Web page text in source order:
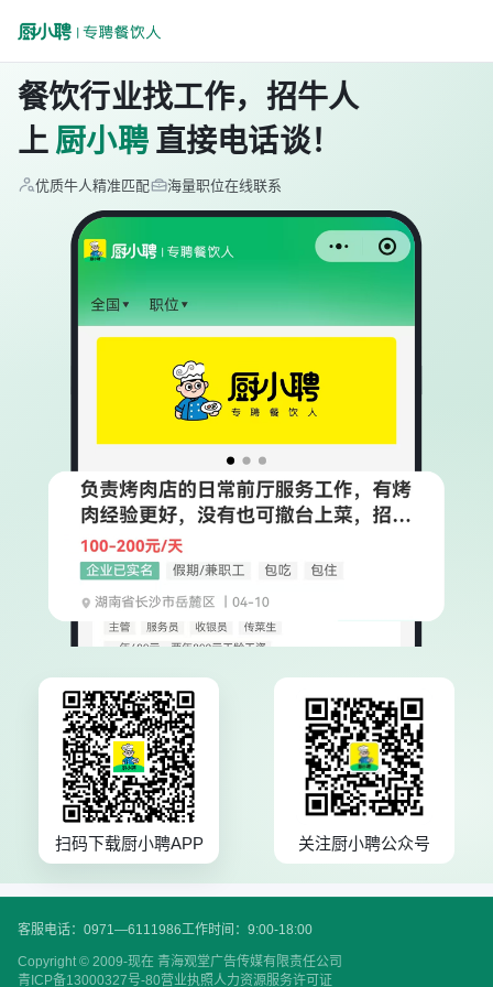
餐饮行业找工作，招牛人
上 厨小聘 直接电话谈！
优质牛人精准匹配 海量职位在线联系
扫码下载厨小聘APP 关注厨小聘公众号
客服电话：0971—6111986工作时间：9:00-18:00
Copyright © 2009-现在 青海观堂广告传媒有限责任公司
青ICP备13000327号-80营业执照人力资源服务许可证